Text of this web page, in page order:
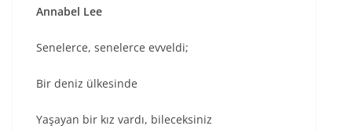
Annabel Lee
Senelerce, senelerce evveldi;
Bir deniz ülkesinde
Yaşayan bir kız vardı, bileceksiniz